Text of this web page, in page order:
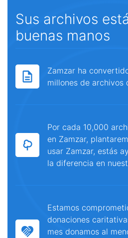
Sus archivos
buenas manos
Zamzar ha
millones de archivos
Por cada 10,000
en Zamzar,
usar Zamzar, estás
la diferencia en
Estamos
donaciones
mes donamos al